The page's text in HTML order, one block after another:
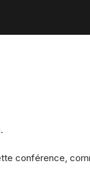
conférence,